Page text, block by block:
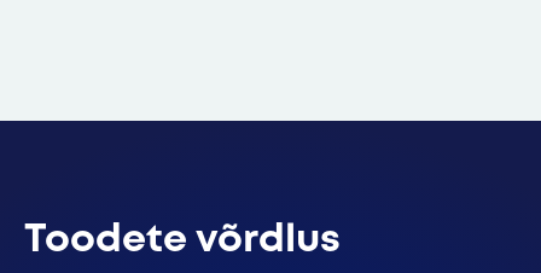
Toodete võrdlus